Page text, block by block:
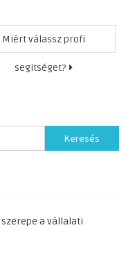
Miért válassz profi
segitséget?
Keresés:
a vállalati